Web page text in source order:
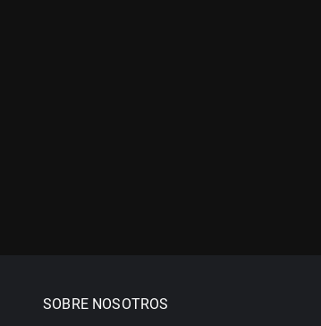
SOBRE NOSOTROS